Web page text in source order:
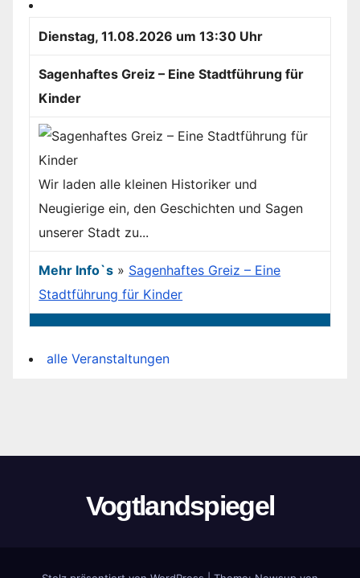
Dienstag, 11.08.2026 um 13:30 Uhr
Sagenhaftes Greiz – Eine Stadtführung für
Kinder
Wir laden alle kleinen Historiker und
Neugierige ein, den Geschichten und Sagen
unserer Stadt zu...
Mehr Info`s » Sagenhaftes Greiz – Eine
Stadtführung für Kinder
alle Veranstaltungen
Vogtlandspiegel